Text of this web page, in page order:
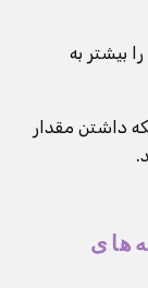
بیشتر به
داشتن مقدار